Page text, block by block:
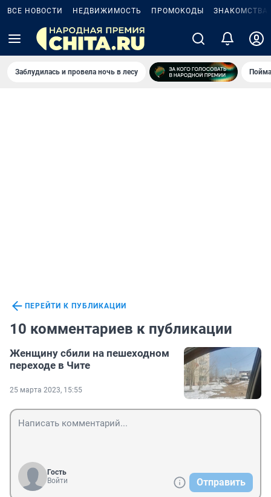
ВСЕ НОВОСТИ НЕДВИЖИМОСТЬ ПРОМОКОДЫ ЗНАКОМСТВА
Заблудилась и провела ночь в лесу
ПЕРЕЙТИ К ПУБЛИКАЦИИ
10 комментариев к публикации
Женщину сбили на пешеходном
переходе в Чите
25 марта 2023, 15:55
Гость
Войти
Отправить